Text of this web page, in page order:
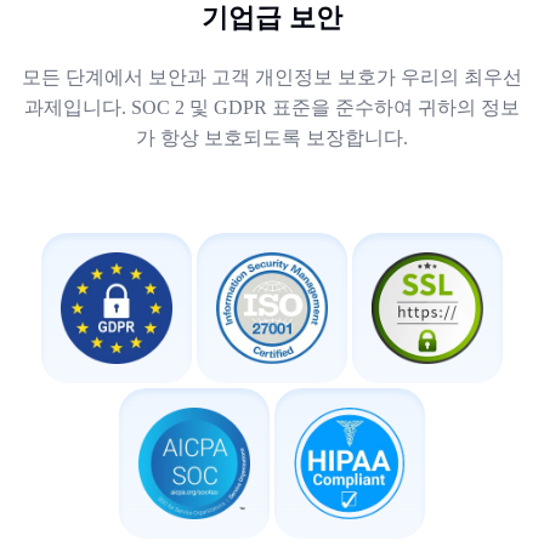
기업급 보안
모든 단계에서 보안과 고객 개인정보 보호가 우리의 최우선
과제입니다. SOC 2 및 GDPR 표준을 준수하여 귀하의 정보
가 항상 보호되도록 보장합니다.